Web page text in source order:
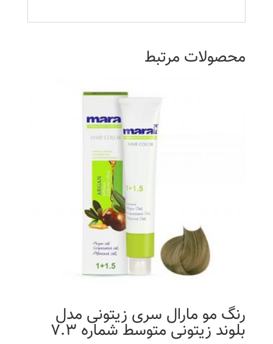
محصولات مرتبط
رنگ مو مارال سری زیتونی مدل
بلوند زیتونی متوسط شماره 7.3